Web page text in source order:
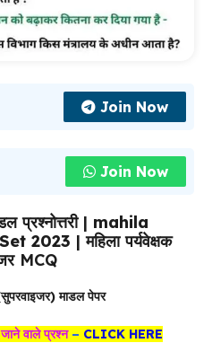
Join Now
Join Now
प्रश्नोत्तरी | mahila
2023 | महिला पर्यवेक्षक
MCQ
माडल पेपर
जाने वाले प्रश्न – CLICK HERE